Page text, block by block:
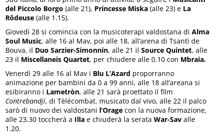
del Piccolo Borgo (alle 21), Princesse Miska (alle 23) e La
Rôdeuse (alle 1.15).
Giovedì 28 si comincia con la musicoterapi valdostana diAlma
Soul Music, alle 16 al Mav, poi alle 18, all’arena di Tsantì de
Bouva, il Duo Sarzier-Simonnin, alle 21 ilSource Quintet, alle
23 il Miscellaneis Quartet, per chiudere alle 0.10 con Mbraia.
Venerdì 29 alle 16 al Mav i Blu L’Azard proporranno
animazione per bambini da 0 a 99 anni, alle 18 all’areana si
esibiranno i Lametròn, alle 21 sarà proettato il film
Contrebandjì, di Tèlécombat. musicato dal vivo, alle 22 il palco
sarò di nuovo dei valdostani l’Orage con la nuova formazione,
alle 23.30 toccherà a Illa e chiuderà la serataWar-Sav alle
1.20.